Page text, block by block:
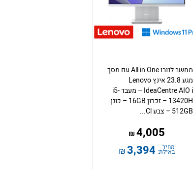
מחשב לנובו All in One עם מסך
מגע 23.8 אינץ Lenovo
IdeaCentre AIO i – מעבד i5-
13420H – זכרון 16GB – כונן
512GB – צבע Cl...
4,005
₪
מחיר
באילת: 3,394
₪